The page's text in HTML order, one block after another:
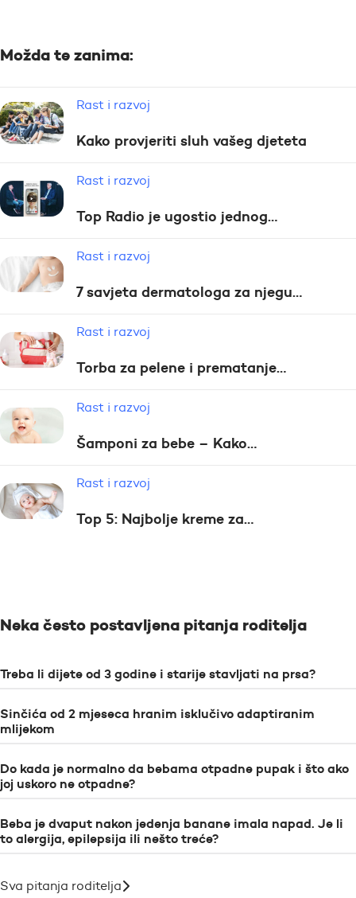
Možda te zanima:
Rast i razvoj
Kako provjeriti sluh vašeg djeteta
Rast i razvoj
Top Radio je ugostio jednog…
Rast i razvoj
7 savjeta dermatologa za njegu…
Rast i razvoj
Torba za pelene i prematanje…
Rast i razvoj
Šamponi za bebe – Kako…
Rast i razvoj
Top 5: Najbolje kreme za…
Neka često postavljena pitanja roditelja
Treba li dijete od 3 godine i starije stavljati na prsa?
Sinčića od 2 mjeseca hranim isklučivo adaptiranim
mlijekom
Do kada je normalno da bebama otpadne pupak i što ako
joj uskoro ne otpadne?
Beba je dvaput nakon jedenja banane imala napad. Je li
to alergija, epilepsija ili nešto treće?
Sva pitanja roditelja